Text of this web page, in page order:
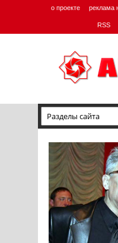
о проекте реклама
RSS